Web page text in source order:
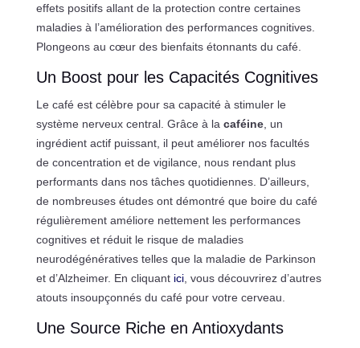
effets positifs allant de la protection contre certaines
maladies à l’amélioration des performances cognitives.
Plongeons au cœur des bienfaits étonnants du café.
Un Boost pour les Capacités Cognitives
Le café est célèbre pour sa capacité à stimuler le
système nerveux central. Grâce à la caféine, un
ingrédient actif puissant, il peut améliorer nos facultés
de concentration et de vigilance, nous rendant plus
performants dans nos tâches quotidiennes. D’ailleurs,
de nombreuses études ont démontré que boire du café
régulièrement améliore nettement les performances
cognitives et réduit le risque de maladies
neurodégénératives telles que la maladie de Parkinson
et d’Alzheimer. En cliquant ici, vous découvrirez d’autres
atouts insoupçonnés du café pour votre cerveau.
Une Source Riche en Antioxydants